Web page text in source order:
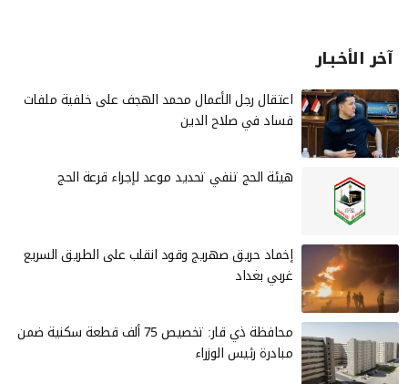
آخر الأخـبـار
‏اعتقال رجل الأعمال محمد الهجف على خلفية ملفات
فساد في صلاح الدين
هيئة الحج تنفي تحديد موعد لإجراء قرعة الحج
إخماد حريق صهريج وقود انقلب على الطريق السريع
غربي بغداد
محافظة ذي قار: تخصيص 75 ألف قطعة سكنية ضمن
مبادرة رئيس الوزراء